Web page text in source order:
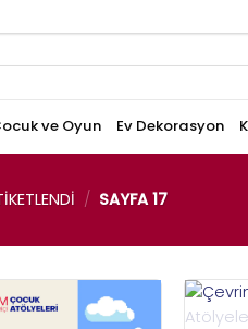
ve Oyun Ev Dekorasyon
/ SAYFA 17